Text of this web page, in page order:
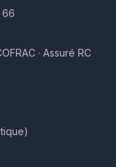
66
· Assuré RC